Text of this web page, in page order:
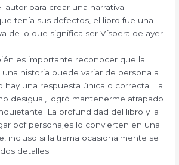
autor para crear una narrativa
tenía sus defectos, el libro fue una
de lo que significa ser Víspera de ayer
es importante reconocer que la
historia puede variar de persona a
hay una respuesta única o correcta. La
desigual, logró mantenerme atrapado
La profundidad del libro y la
pdf personajes lo convierten en una
incluso si la trama ocasionalmente se
detalles.